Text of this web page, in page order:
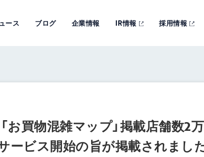
ース ブログ 企業情報 IR情報 採用情報
お買物混雑マップ」掲載店舗数2
ービス開始の旨が掲載されまし